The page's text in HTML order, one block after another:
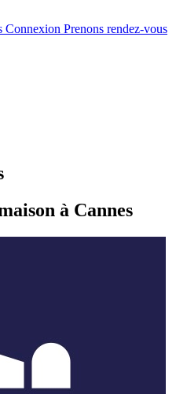
Connexion Prenons rendez-vous
à Cannes